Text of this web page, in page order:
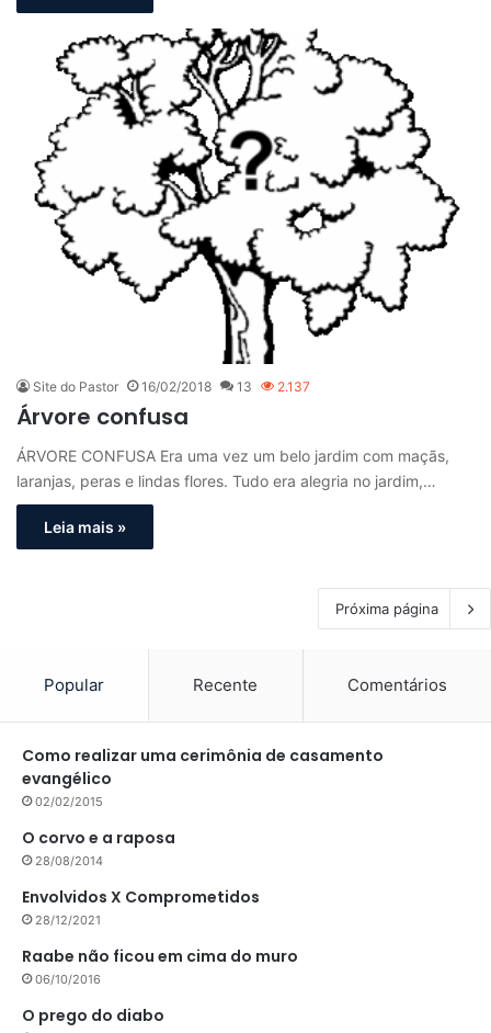
Site do Pastor 16/02/2018 13 2.137
Árvore confusa
ÁRVORE CONFUSA Era uma vez um belo jardim com maçãs,
laranjas, peras e lindas flores. Tudo era alegria no jardim,…
Leia mais »
Próxima página
Popular Recente Comentários
Como realizar uma cerimônia de casamento
evangélico
02/02/2015
O corvo e a raposa
28/08/2014
Envolvidos X Comprometidos
28/12/2021
Raabe não ficou em cima do muro
06/10/2016
O prego do diabo